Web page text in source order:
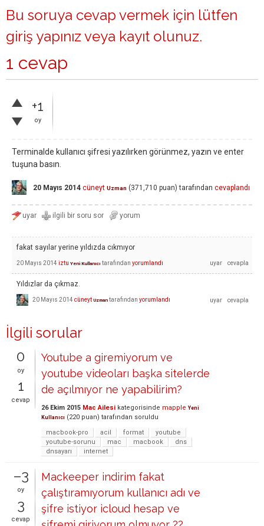
Bu soruya cevap vermek için lütfen
giriş yapınız veya kayıt olunuz.
1 cevap
+1
oy
Terminalde kullanıcı şifresi yazılırken görünmez, yazın ve enter
tuşuna basın.
20 Mayıs 2014 cüneyt Uzman (371,710 puan) tarafından cevaplandı
fakat sayılar yerine yıldızda cıkmıyor
20 Mayıs 2014 iztu Yeni Kullanıcı tarafından yorumlandı
Yıldızlar da çıkmaz.
20 Mayıs 2014 cüneyt Uzman tarafından yorumlandı
İlgili sorular
0
oy
1
cevap
Youtube a giremiyorum ve
youtube videoları başka sitelerde
de açılmıyor ne yapabilirim?
26 Ekim 2015 Mac Ailesi kategorisinde mapple Yeni
Kullanıcı (220 puan) tarafından soruldu
macbook-pro
acil format
youtube
youtube-sorunu
mac macbook
dns
dnsayarı
internet
–3
oy
3
cevap
Mackeeper indirim fakat
çalıştıramıyorum kullanıcı adı ve
şifre istiyor icloud hesap ve